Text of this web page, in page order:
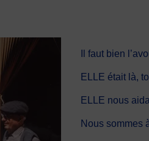
Il faut bien
ELLE était là,
ELLE nous
Nous sommes